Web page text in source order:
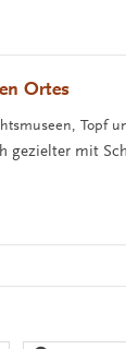
Ortes
Topf
gezielter mit